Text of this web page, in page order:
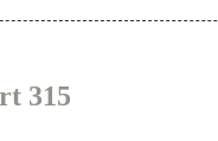
315